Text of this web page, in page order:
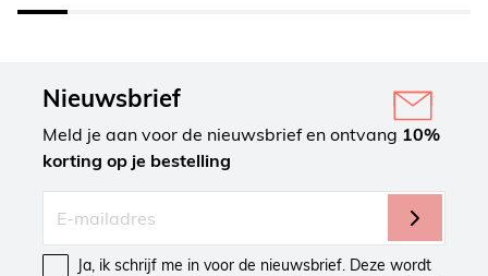
Nieuwsbrief
Meld je aan voor de nieuwsbrief en ontvang 10%
korting op je bestelling
Ja, ik schrijf me in voor de nieuwsbrief. Deze wordt